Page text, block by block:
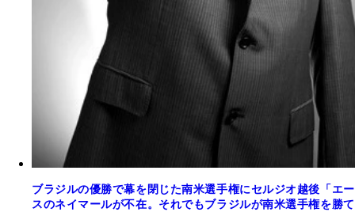
ブラジルの優勝で幕を閉じた南米選手権にセルジオ越後「エー
スのネイマールが不在。それでもブラジルが南米選手権を勝て